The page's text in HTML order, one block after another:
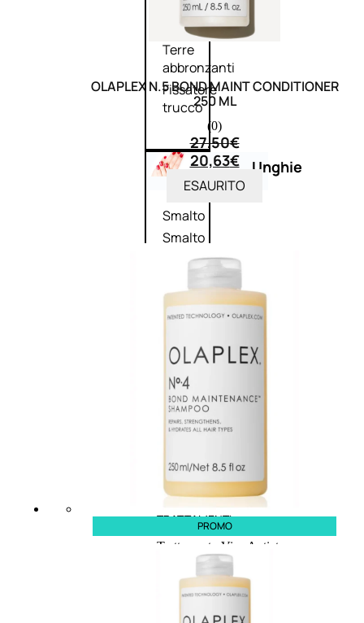
Illuminante
viso
Terre
abbronzanti
Fissatore
trucco
Unghie
Smalto
Smalto
effetti
speciali
Solvente
Trattamenti
Cofanetti
unghie
TRATTAMENTI
Trattamento Viso Antieta
Trattamento Viso Giorno
Trattamento Viso Notte
Trattamento Viso 24 Ore
OLAPLEX N.5 BOND MAINT CONDITIONER
250 ML
(0)
27,50€
20,63€
ESAURITO
PROMO